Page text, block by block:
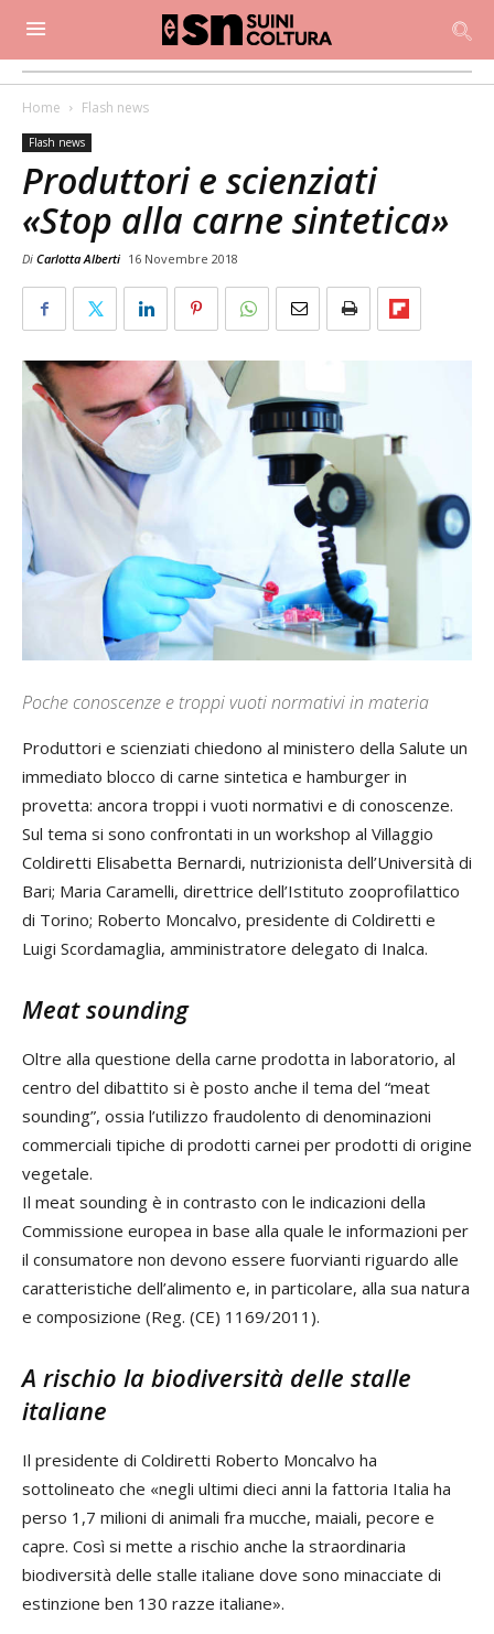
Home Flash news
Flash news
Produttori e scienziati
«Stop alla carne sintetica»
Di Carlotta Alberti 16 Novembre 2018
Poche conoscenze e troppi vuoti normativi in materia
Produttori e scienziati chiedono al ministero della Salute un
immediato blocco di carne sintetica e hamburger in
provetta: ancora troppi i vuoti normativi e di conoscenze.
Sul tema si sono confrontati in un workshop al Villaggio
Coldiretti Elisabetta Bernardi, nutrizionista dell’Università di
Bari; Maria Caramelli, direttrice dell’Istituto zooprofilattico
di Torino; Roberto Moncalvo, presidente di Coldiretti e
Luigi Scordamaglia, amministratore delegato di Inalca.
Meat sounding
Oltre alla questione della carne prodotta in laboratorio, al
centro del dibattito si è posto anche il tema del “meat
sounding”, ossia l’utilizzo fraudolento di denominazioni
commerciali tipiche di prodotti carnei per prodotti di origine
vegetale.
Il meat sounding è in contrasto con le indicazioni della
Commissione europea in base alla quale le informazioni per
il consumatore non devono essere fuorvianti riguardo alle
caratteristiche dell’alimento e, in particolare, alla sua natura
e composizione (Reg. (CE) 1169/2011).
A rischio la biodiversità delle stalle
italiane
Il presidente di Coldiretti Roberto Moncalvo ha
sottolineato che «negli ultimi dieci anni la fattoria Italia ha
perso 1,7 milioni di animali fra mucche, maiali, pecore e
capre. Così si mette a rischio anche la straordinaria
biodiversità delle stalle italiane dove sono minacciate di
estinzione ben 130 razze italiane».